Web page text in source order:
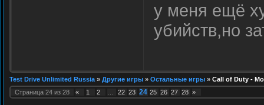
у меня ещё
убийств,но
Test Drive Unlimited Russia » Другие игры » Остальные игры » Call of Duty -
Страница 24 из 28 « 1 2 22 23 24 25 26 27 28 »